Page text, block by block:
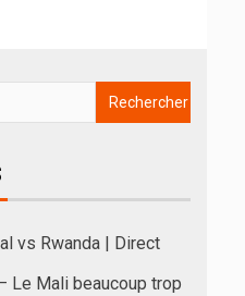
vs Rwanda | Direct
Le Mali beaucoup trop